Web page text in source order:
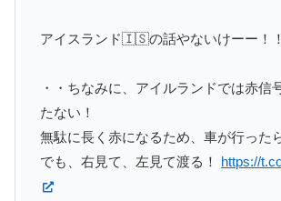
アイスランド🇮🇸の話やないけーー！
・・ちなみに、アイルランドでは赤信
たない！
無駄に長く赤になるため、車が行った
でも、右見て、左見て渡る！ https://